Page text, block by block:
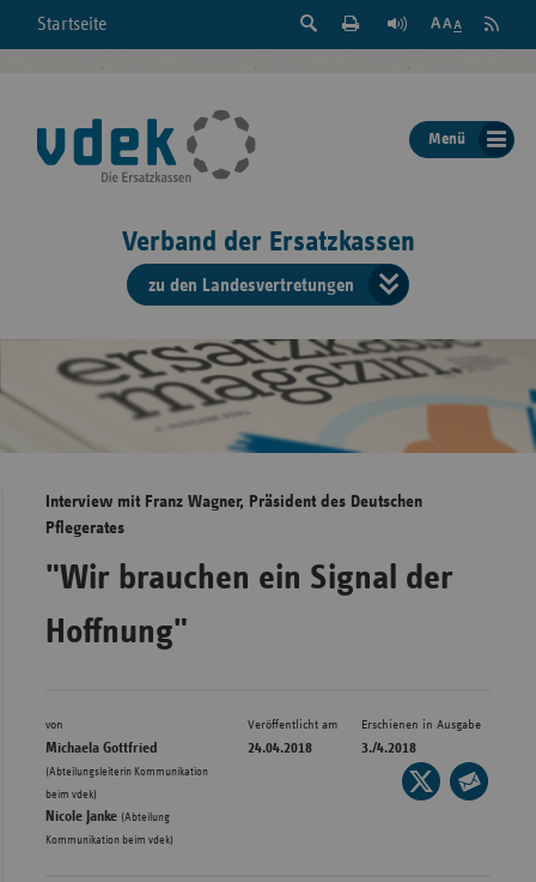
Startseite
Suche
der
Seite
Feed
Menü
Verband der Ersatzkassen
zu den Landesvertretungen
der
Hessen
Interview mit Franz Wagner, Präsident des Deutschen
Pflegerates
"Wir brauchen ein Signal der
Hoffnung"
von
Michaela Gottfried
(Abteilungsleiterin Kommunikation
beim vdek),
Nicole Janke (Abteilung
Kommunikation beim vdek)
Veröffentlicht am
24.04.2018
Erschienen in Ausgabe
3./4.2018
Seite
auf